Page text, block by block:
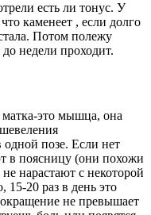
есть ли тонус. У
каменеет , если долго
Потом полежу
недели проходит.
это мышца, она
позе. Если нет
в поясницу (они похожи
нарастают с некоторой
15-20 раз в день это
не превышает